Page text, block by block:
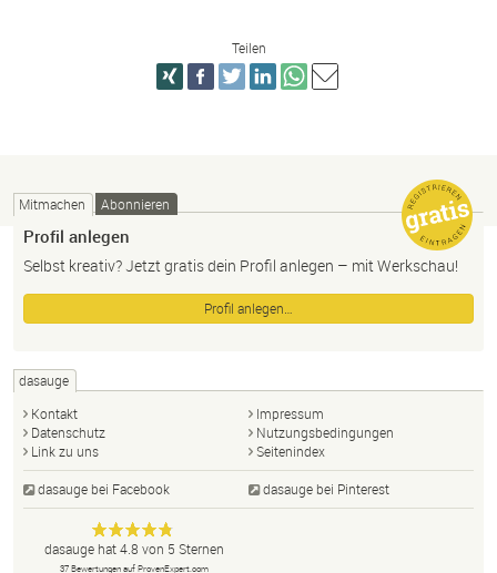
Teilen
Mitmachen Abonnieren
Profil anlegen
Selbst kreativ? Jetzt gratis dein Profil anlegen – mit Werkschau!
Profil anlegen…
dasauge
Kontakt
Impressum
Datenschutz
Nutzungsbedingungen
Link zu uns
Seitenindex
dasauge bei Facebook dasauge bei Pinterest
dasauge
Designer,
Anonym
dasaugehat4.8 von 5 Sternen
37Bewertungen auf ProvenExpert.com